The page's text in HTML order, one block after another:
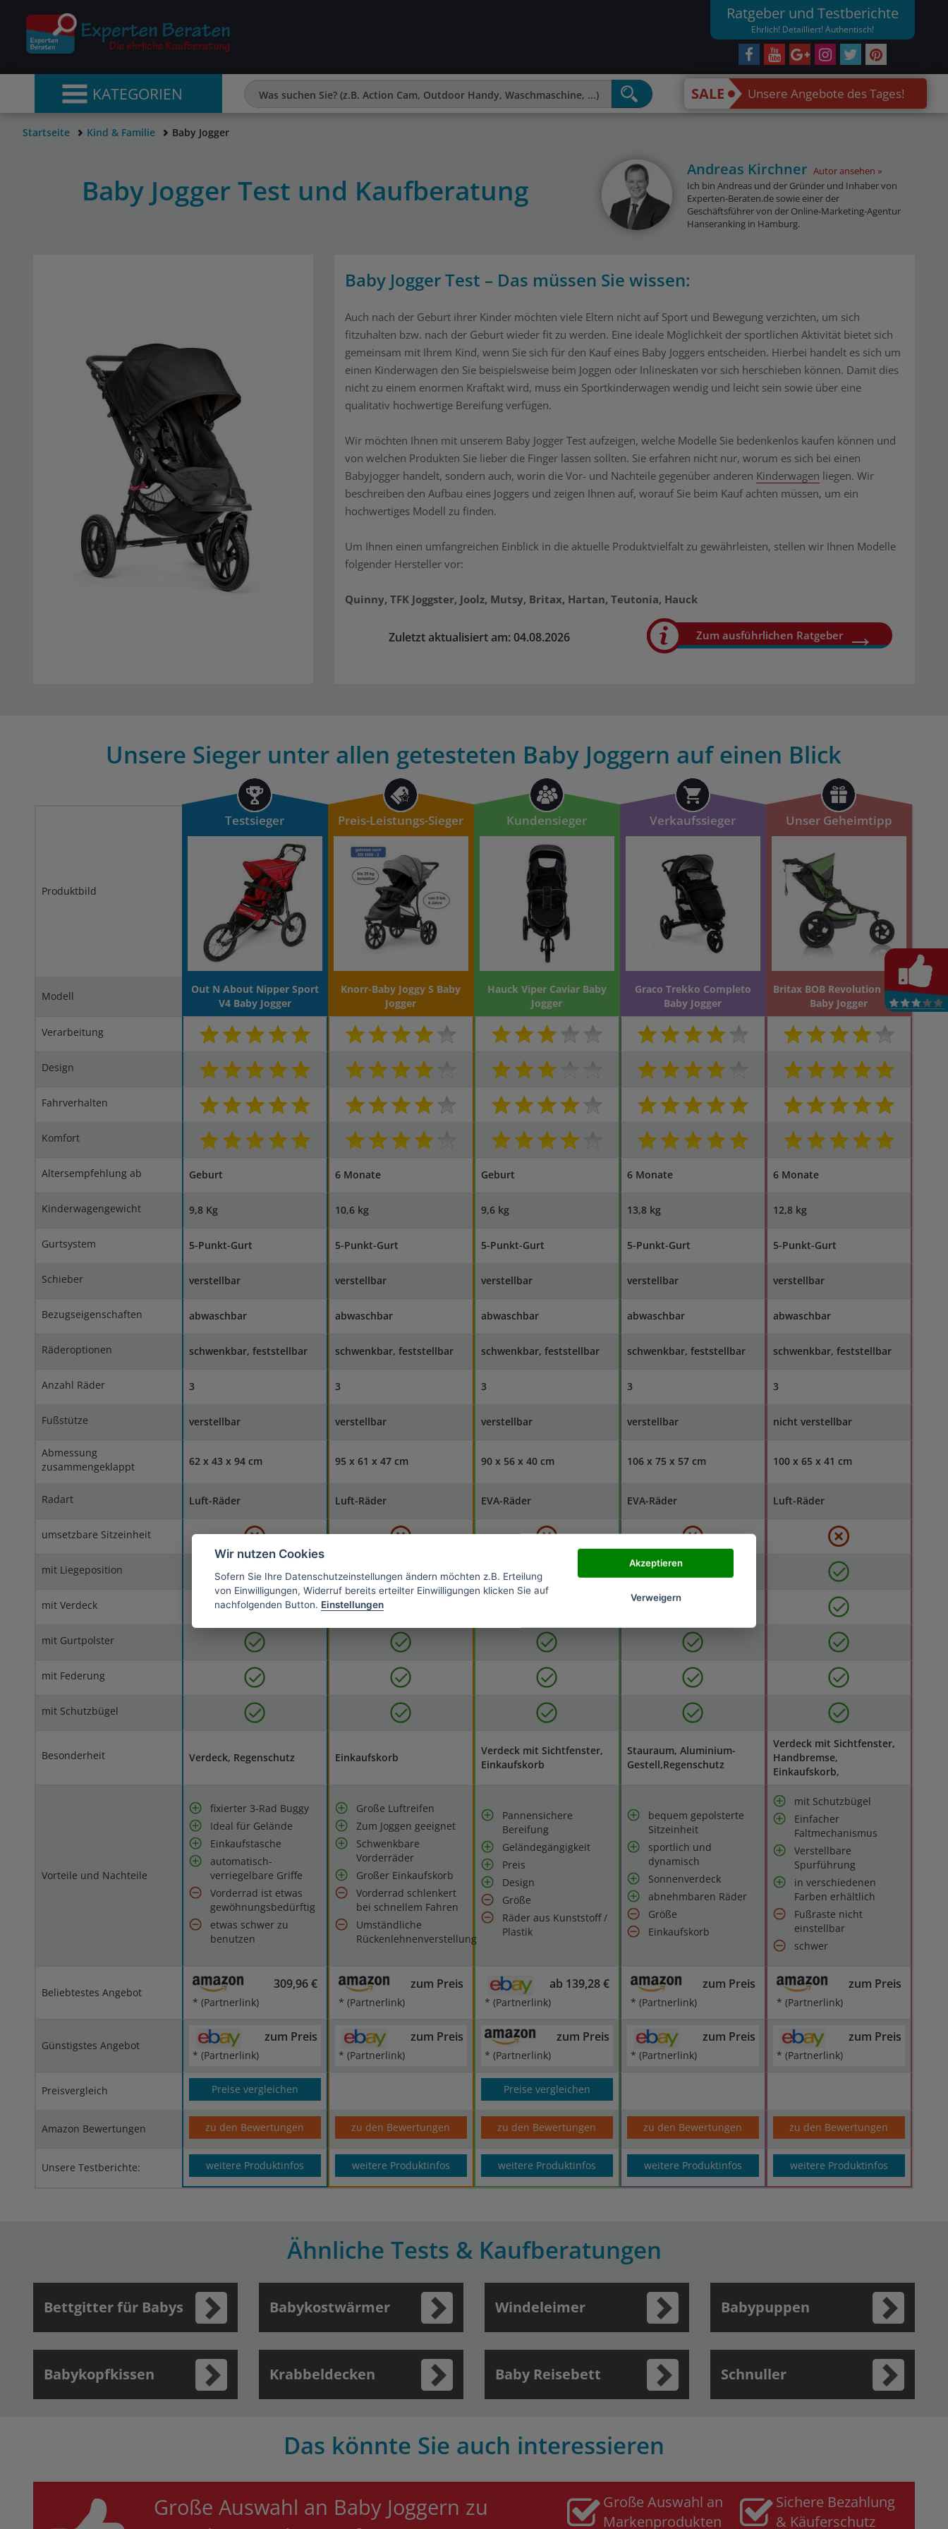
Ratgeber und Testberichte
Ehrlich! Detailliert! Authentisch!
KATEGORIEN SALE Unsere Angebote des Tages!
Startseite Kind & Familie Baby Jogger
Baby Jogger Test und Kaufberatung
Andreas Kirchner Autor ansehen
Ich bin Andreas und der Gründer und Inhaber von
Experten-Beraten.de sowie einer der
Geschäftsführer von der Online-Marketing-Agentur
Hanseranking in Hamburg.
Baby Jogger Test – Das müssen Sie wissen:
Auch nach der Geburt ihrer Kinder möchten viele Eltern nicht auf Sport und Bewegung verzichten, um sich
fitzuhalten bzw. nach der Geburt wieder fit zu werden. Eine ideale Möglichkeit der sportlichen Aktivität bietet sich
gemeinsam mit Ihrem Kind, wenn Sie sich für den Kauf eines Baby Joggers entscheiden. Hierbei handelt es sich um
einen Kinderwagen den Sie beispielsweise beim Joggen oder Inlineskaten vor sich herschieben können. Damit dies
nicht zu einem enormen Kraftakt wird, muss ein Sportkinderwagen wendig und leicht sein sowie über eine
qualitativ hochwertige Bereifung verfügen.
Wir möchten Ihnen mit unserem Baby Jogger Test aufzeigen, welche Modelle Sie bedenkenlos kaufen können und
von welchen Produkten Sie lieber die Finger lassen sollten. Sie erfahren nicht nur, worum es sich bei einen
Babyjogger handelt, sondern auch, worin die Vor- und Nachteile gegenüber anderen Kinderwagen liegen. Wir
beschreiben den Aufbau eines Joggers und zeigen Ihnen auf, worauf Sie beim Kauf achten müssen, um ein
hochwertiges Modell zu finden.
Um Ihnen einen umfangreichen Einblick in die aktuelle Produktvielfalt zu gewährleisten, stellen wir Ihnen Modelle
folgender Hersteller vor:
Quinny, TFK Joggster, Joolz, Mutsy, Britax, Hartan, Teutonia, Hauck
Zuletzt aktualisiert am: 04.08.2026 Zum ausführlichen Ratgeber
Unsere Sieger unter allen getesteten Baby Joggern auf einen Blick
Produktbild
Testsieger Preis-Leistungs-Sieger Kundensieger Verkaufssieger Unser Geheimtipp
Modell
Out N About Nipper Sport
V4 Baby Jogger
Knorr-Baby Joggy S Baby
Jogger
Hauck Viper Caviar Baby
Jogger
Graco Trekko Completo
Baby Jogger
Britax BOB Revolution PRO
Baby Jogger
Verarbeitung
Design
Fahrverhalten
Komfort
Altersempfehlung ab Geburt 6 Monate Geburt 6 Monate 6 Monate
Kinderwagengewicht 9,8 Kg 10,6 kg 9,6 kg 13,8 kg 12,8 kg
Gurtsystem 5-Punkt-Gurt 5-Punkt-Gurt 5-Punkt-Gurt 5-Punkt-Gurt 5-Punkt-Gurt
Schieber verstellbar verstellbar verstellbar verstellbar verstellbar
Bezugseigenschaften abwaschbar abwaschbar abwaschbar abwaschbar abwaschbar
Räderoptionen schwenkbar, feststellbar schwenkbar, feststellbar schwenkbar, feststellbar schwenkbar, feststellbar schwenkbar, feststellbar
Anzahl Räder 3 3 3 3 3
Fußstütze verstellbar verstellbar verstellbar verstellbar nicht verstellbar
Abmessung
zusammengeklappt
62 x 43 x 94 cm 95 x 61 x 47 cm 90 x 56 x 40 cm 106 x 75 x 57 cm 100 x 65 x 41 cm
Radart Luft-Räder Luft-Räder EVA-Räder EVA-Räder Luft-Räder
umsetzbare Sitzeinheit
mit Liegeposition
mit Verdeck
mit Gurtpolster
mit Federung
mit Schutzbügel
Besonderheit Verdeck, Regenschutz Einkaufskorb
Verdeck mit Sichtfenster,
Einkaufskorb
Stauraum, Aluminium-
Gestell,Regenschutz
Verdeck mit Sichtfenster,
Handbremse,
Einkaufskorb,
Vorteile und Nachteile
fixierter 3-Rad Buggy
Ideal für Gelände
Einkaufstasche
automatisch-
verriegelbare Griffe
Vorderrad ist etwas
gewöhnungsbedürftig
etwas schwer zu
benutzen
Große Luftreifen
Zum Joggen geeignet
Schwenkbare
Vorderräder
Großer Einkaufskorb
Vorderrad schlenkert
bei schnellem Fahren
Umständliche
Rückenlehnenverstellung
Pannensichere
Bereifung
Geländegängigkeit
Preis
Design
Größe
Räder aus Kunststoff /
Plastik
bequem gepolsterte
Sitzeinheit
sportlich und
dynamisch
Sonnenverdeck
abnehmbaren Räder
Größe
Einkaufskorb
mit Schutzbügel
Einfacher
Faltmechanismus
Verstellbare
Spurführung
in verschiedenen
Farben erhältlich
Fußraste nicht
einstellbar
schwer
Beliebtestes Angebot
309,96 €
* (Partnerlink)
zum Preis
* (Partnerlink)
ab 139,28 €
* (Partnerlink)
zum Preis
* (Partnerlink)
zum Preis
* (Partnerlink)
Günstigstes Angebot
zum Preis
* (Partnerlink)
zum Preis
* (Partnerlink)
zum Preis
* (Partnerlink)
zum Preis
* (Partnerlink)
zum Preis
* (Partnerlink)
Preisvergleich Preise vergleichen Preise vergleichen
Amazon Bewertungen zu den Bewertungen zu den Bewertungen zu den Bewertungen zu den Bewertungen zu den Bewertungen
Unsere Testberichte: weitere Produktinfos weitere Produktinfos weitere Produktinfos weitere Produktinfos weitere Produktinfos
Ähnliche Tests & Kaufberatungen
Bettgitter für Babys Babykostwärmer Windeleimer Babypuppen
Babykopfkissen Krabbeldecken Baby Reisebett Schnuller
Das könnte Sie auch interessieren
Große Auswahl an Baby Joggern zu
Große Auswahl an
Markenprodukten
Sichere Bezahlung
& Käuferschutz
Wir nutzen Cookies
Sofern Sie Ihre Datenschutzeinstellungen ändern möchten z.B. Erteilung
von Einwilligungen, Widerruf bereits erteilter Einwilligungen klicken Sie auf
nachfolgenden Button. Einstellungen
Akzeptieren
Verweigern